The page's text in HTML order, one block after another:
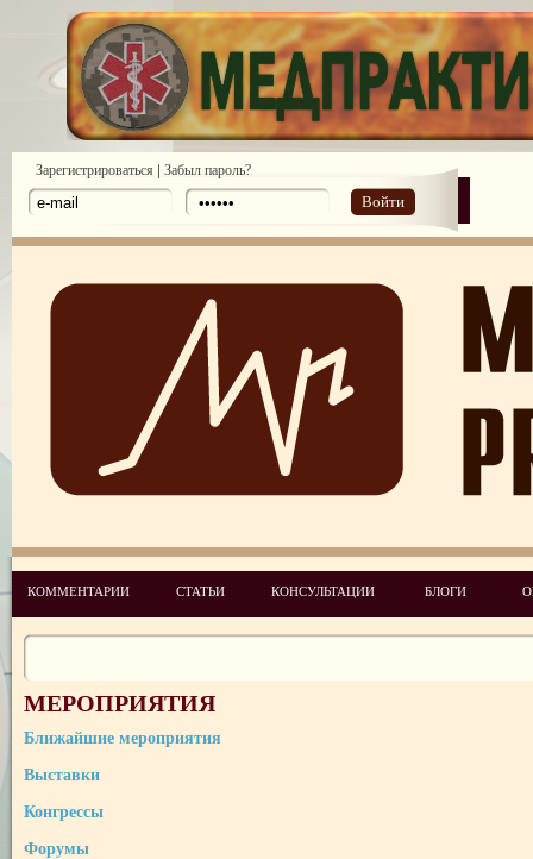
Зарегистрироваться | Забыл пароль?
Войти
КОММЕНТАРИИ СТАТЬИ КОНСУЛЬТАЦИИ БЛОГИ
МЕРОПРИЯТИЯ
Ближайшие мероприятия
Выставки
Конгрессы
Форумы